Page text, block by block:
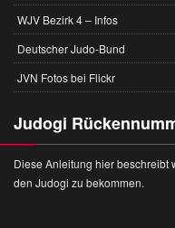
WJV Bezirk 4 – Infos
Deutscher Judo-Bund
JVN Fotos bei Flickr
Judogi
Diese Anleitung hier beschreibt
den Judogi zu bekommen.